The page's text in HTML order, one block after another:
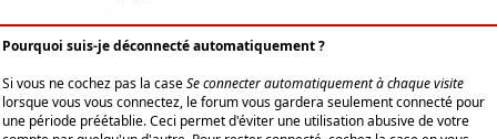
Pourquoi suis-je déconnecté automatiquement ?
Si vous ne cochez pas la caseSe connecter automatiquement à chaque visite
lorsque vous vous connectez, le forum vous gardera seulement connecté pour
une période préétablie. Ceci permet d'éviter une utilisation abusive de votre